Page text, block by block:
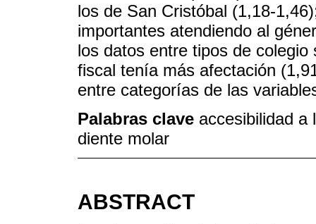
los de San Cristóbal (1,18-
importantes atendiendo al
los datos entre tipos de
fiscal tenía más afectación
entre categorías de las
Palabras clave accesibilidad a
diente molar
ABSTRACT